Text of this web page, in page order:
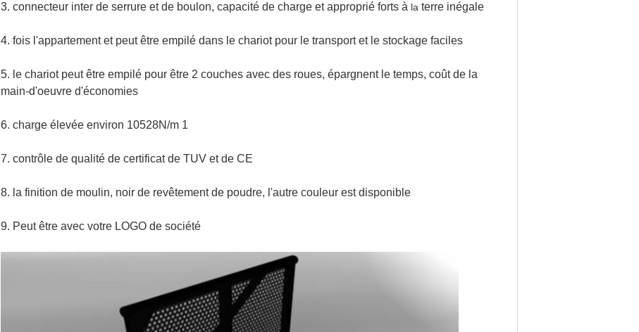
3. connecteur inter de serrure et de boulon, capacité de charge et approprié forts à la terre inégale
4. fois l'appartement et peut être empilé dans le chariot pour le transport et le stockage faciles
5. le chariot peut être empilé pour être 2 couches avec des roues, épargnent le temps, coût de la
main-d'oeuvre d'économies
6. charge élevée environ 10528N/m 1
7. contrôle de qualité de certificat de TUV et de CE
8. la finition de moulin, noir de revêtement de poudre, l'autre couleur est disponible
9. Peut être avec votre LOGO de société